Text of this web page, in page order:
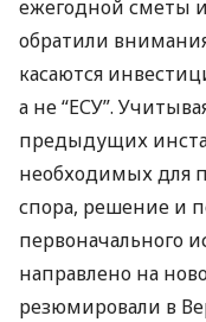
ежегодной сметы
обратили
касаются
а не “ЕСУ”.
предыдущих
необходимых для
спора, решение и
первоначального
направлено на
резюмировали в